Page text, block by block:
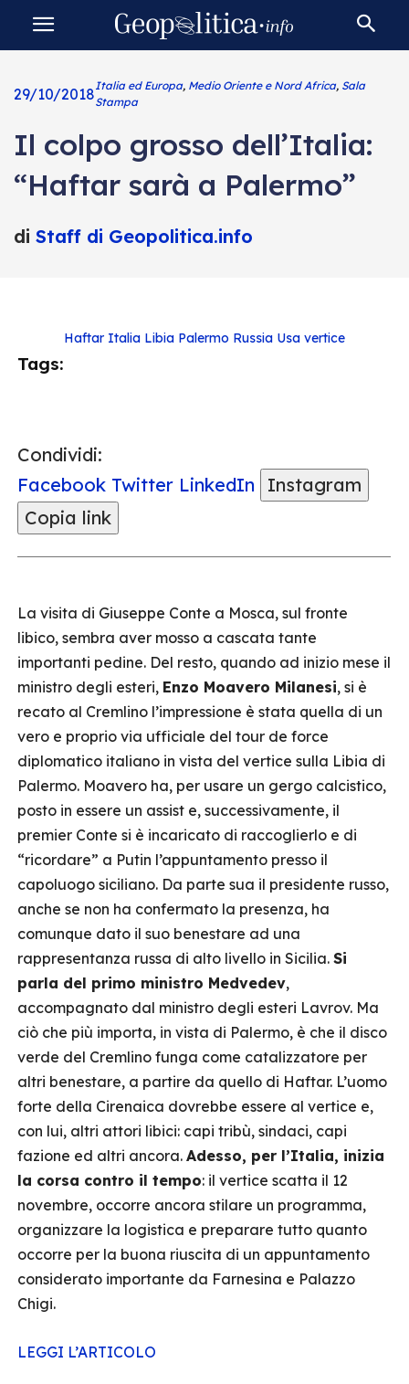
29/10/2018Italia ed Europa, Medio Oriente e Nord Africa, Sala
Stampa
Il colpo grosso dell’Italia:
“Haftar sarà a Palermo”
di Staff di Geopolitica.info
Tags:
Haftar Italia Libia Palermo Russia Usa vertice
Condividi:
Facebook Twitter LinkedIn
Instagram
Copia link
La visita di Giuseppe Conte a Mosca, sul fronte
libico, sembra aver mosso a cascata tante
importanti pedine. Del resto, quando ad inizio mese il
ministro degli esteri, Enzo Moavero Milanesi, si è
recato al Cremlino l’impressione è stata quella di un
vero e proprio via ufficiale del tour de force
diplomatico italiano in vista del vertice sulla Libia di
Palermo. Moavero ha, per usare un gergo calcistico,
posto in essere un assist e, successivamente, il
premier Conte si è incaricato di raccoglierlo e di
“ricordare” a Putin l’appuntamento presso il
capoluogo siciliano. Da parte sua il presidente russo,
anche se non ha confermato la presenza, ha
comunque dato il suo benestare ad una
rappresentanza russa di alto livello in Sicilia. Si
parla del primo ministro Medvedev,
accompagnato dal ministro degli esteri Lavrov. Ma
ciò che più importa, in vista di Palermo, è che il disco
verde del Cremlino funga come catalizzatore per
altri benestare, a partire da quello di Haftar. L’uomo
forte della Cirenaica dovrebbe essere al vertice e,
con lui, altri attori libici: capi tribù, sindaci, capi
fazione ed altri ancora. Adesso, per l’Italia, inizia
la corsa contro il tempo: il vertice scatta il 12
novembre, occorre ancora stilare un programma,
organizzare la logistica e preparare tutto quanto
occorre per la buona riuscita di un appuntamento
considerato importante da Farnesina e Palazzo
Chigi.
LEGGI L’ARTICOLO